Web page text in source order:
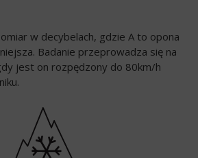
w decybelach, gdzie A to opona
Badanie przeprowadza się na
jest on rozpędzony do 80km/h